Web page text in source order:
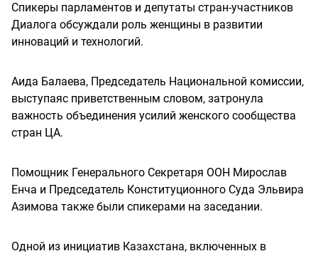
Спикеры парламентов и депутаты стран-участников
Диалога обсуждали роль женщины в развитии
инноваций и технологий.
Аида Балаева, Председатель Национальной комиссии,
выступаяс приветственным словом, затронула
важность объединения усилий женского сообщества
стран ЦА.
Помощник Генерального Секретаря ООН Мирослав
Енча и Председатель Конституционного Суда Эльвира
Азимова также были спикерами на заседании.
Одной из инициатив Казахстана, включенных в